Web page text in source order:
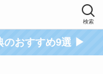
検索
のおすすめ9選 ▶